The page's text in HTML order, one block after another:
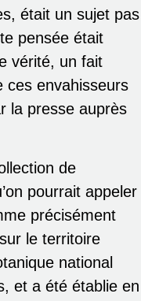
était un sujet pas
pensée était
vérité, un fait
ces envahisseurs
la presse auprès
de
pourrait appeler
précisément
le territoire
national
et a été établie en